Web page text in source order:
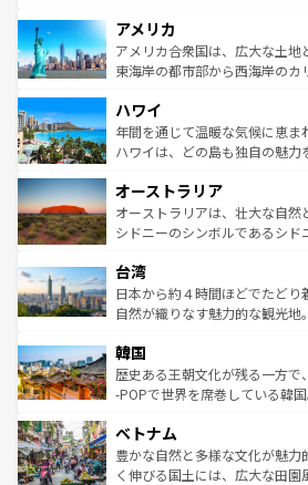
ンツ一覧を参照してほしい。
の建物がそのまま残る町や、ス
博物館もあり、アルプス観光だ
ことができる。国民の所得が高
ば市内交通費無料で観光を楽しむこと
着のスイス情報はコンテンツ一
アメリカ
アメリカ合衆国は、広大な土地
東海岸の都市部から西海岸のカ
のような巨大都市は、観光、シ
ンメントが詰まった刺激的なス
西部には大自然が広がり、グラ
部のニューオーリンズでは、音
文化が魅力。旅行者はアメリカ
しみながら、その多様性と豊か
ならではの贅沢な旅のスタイルだ。 なお、新着のア
情報はコンテンツ一覧を参照し
ハワイ
年間を通じて温暖な気候に恵ま
ハワイは、どの島も独自の魅力
ワイ島は見逃せない。また、定
島だが、静かな自然を求めるな
おすすめ。エメラルドグリーン
れるおもてなしの心で訪れる人
人々、おいしいローカルフード
ク、伝統的なフラダンスなど、
ワイを、存分に味わってほしい。 なお、新着のハワイ情報
はコンテンツ一覧を参照してほ
オーストラリア
オーストラリアは、壮大な自然
シドニーのシンボルであるシド
リアリーフや大陸中央部にそび
ク）、タスマニアの美しい原生
ど、見どころがたくさん。また
いる。アクティビティも充実し
ビング、ハイキングなど、アウ
い。オーストラリアの多彩な魅
参照してほしい。
台湾
日本から約４時間ほどでたどり
自然が織りなす魅力的な観光地
ン）、静ひつな山岳地帯である
と山間の静けさが共存しており
驚きをもたらしてくれる。また
容にもいいと評判のスイーツな
が味わえる。 なお、新着の
照してほしい。
韓国
歴史ある王朝文化が残る一方
-POPで世界を席巻している韓
き、地方に足を延ばせば四季折
できる。そして、キムチや焼肉
まで、さまざまな韓国料理が待
ベトナム
豊かな自然と多様な文化が魅
く伸びる国土には、広大な田園